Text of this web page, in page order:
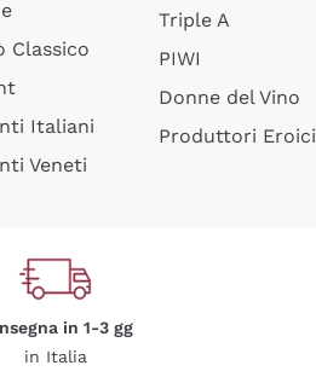
Classico
Italiani
Veneti
Triple A
PIWI
Donne del Vino
Produttori Eroici
in 1-3 gg
in Italia